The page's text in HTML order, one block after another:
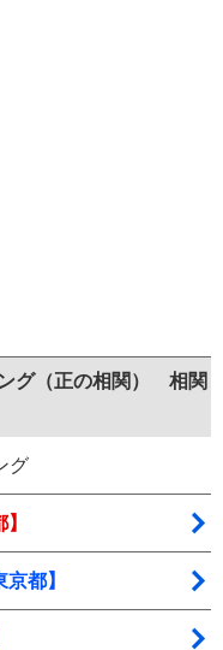
グ（正の相関） 相関
グ
都】